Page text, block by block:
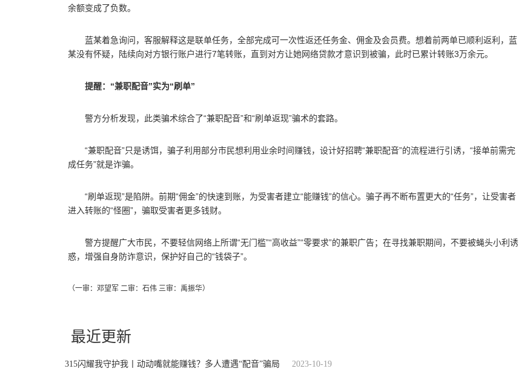
余额变成了负数。
蓝某着急询问，客服解释这是联单任务，全部完成可一次性返还任务金、佣金及会员费。想着前两单已顺利返利，蓝
某没有怀疑，陆续向对方银行账户进行7笔转账，直到对方让她网络贷款才意识到被骗，此时已累计转账3万余元。
提醒：“兼职配音”实为“刷单”
警方分析发现，此类骗术综合了“兼职配音”和“刷单返现”骗术的套路。
“兼职配音”只是诱饵，骗子利用部分市民想利用业余时间赚钱，设计好招聘“兼职配音”的流程进行引诱，“接单前需完
成任务”就是诈骗。
“刷单返现”是陷阱。前期“佣金”的快速到账，为受害者建立“能赚钱”的信心。骗子再不断布置更大的“任务”，让受害者
进入转账的“怪圈”，骗取受害者更多钱财。
警方提醒广大市民，不要轻信网络上所谓“无门槛”“高收益”“零要求”的兼职广告；在寻找兼职期间，不要被蝇头小利诱
惑，增强自身防诈意识，保护好自己的“钱袋子”。
（一审：邓望军 二审：石伟 三审：禹振华）
最近更新
315闪耀我守护我丨动动嘴就能赚钱？多人遭遇“配音”骗局
2023-10-19